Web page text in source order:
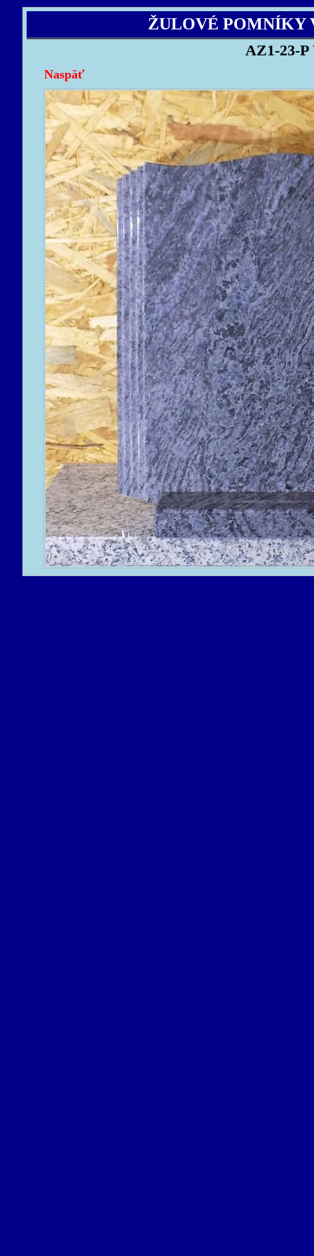
ŽULOVÉ POMNÍKY
AZ1-23-P
Naspäť